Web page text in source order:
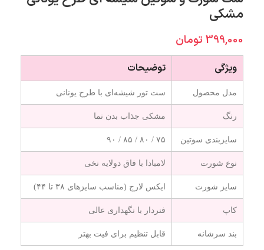
مشکی
399,000 تومان
ویژگی توضیحات
مدل محصول ست تور شیشه‌ای با طرح یونانی
رنگ مشکی جذاب بدن نما
سایزبندی سوتین ۷۵ / ۸۰ / ۸۵ / ۹۰
نوع شورت لامبادا با فاق دولایه نخی
سایز شورت ایکس لارج (مناسب سایزهای ۳۸ تا ۴۴)
کاپ فنردار با نگهداری عالی
بند سرشانه قابل تنظیم برای فیت بهتر